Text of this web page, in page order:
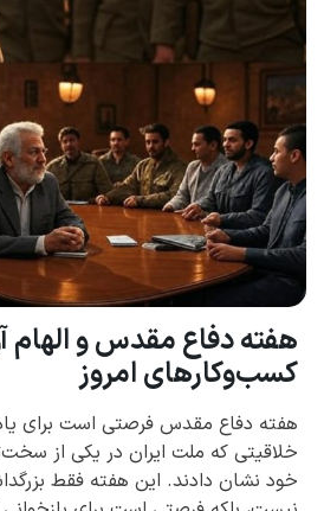
هفته دفاع مقدس و الهام
کسب‌وکارهای امروز
هفته دفاع مقدس فرصتی است برای
خلاقیتی که ملت ایران در یکی از
خود نشان دادند. این هفته فقط